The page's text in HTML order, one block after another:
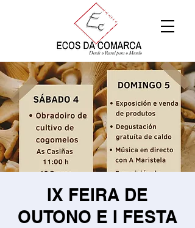
IX FEIRA DE
OUTONO E I FESTA